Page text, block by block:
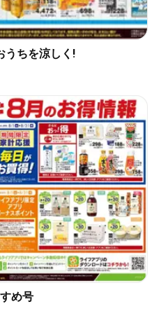
うちを涼しく!
め号